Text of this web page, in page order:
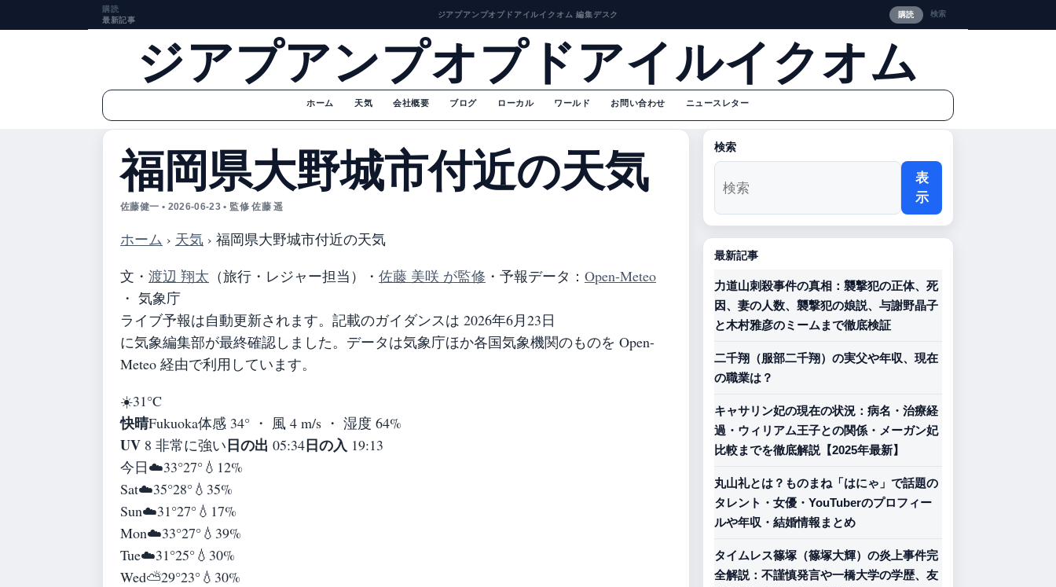
購読
最新記事
ジアプアンプオプドアイルイクオム 編集デスク 購読 検索
ジアプアンプオプドアイルイクオム
ホーム 天気 会社概要 ブログ ローカル ワールド お問い合わせ ニュースレター
福岡県大野城市付近の天気
佐藤健一 • 2026-06-23 • 監修 佐藤 遥
ホーム › 天気 › 福岡県大野城市付近の天気
文・ 渡辺 翔太 （旅行・レジャー担当） ・ 佐藤 美咲 が監修 ・ 予報データ： Open-Meteo
・ 気象庁
ライブ予報は自動更新されます。記載のガイダンスは 2026年6月23日
に気象編集部が最終確認しました。データは気象庁ほか各国気象機関のものを Open-
Meteo 経由で利用しています。
☀️31°C
快晴Fukuoka体感 34° ・ 風 4 m/s ・ 湿度 64%
UV 8 非常に強い日の出 05:34日の入 19:13
今日☁️33°27°💧12%
Sat☁️35°28°💧35%
Sun☁️31°27°💧17%
Mon☁️33°27°💧39%
Tue☁️31°25°💧30%
Wed⛅29°23°💧30%
検索
表
示
最新記事
力道山刺殺事件の真相：襲撃犯の正体、死
因、妻の人数、襲撃犯の娘説、与謝野晶子
と木村雅彦のミームまで徹底検証
二千翔（服部二千翔）の実父や年収、現在
の職業は？
キャサリン妃の現在の状況：病名・治療経
過・ウィリアム王子との関係・メーガン妃
比較までを徹底解説【2025年最新】
丸山礼とは？ものまね「はにゃ」で話題の
タレント・女優・YouTuberのプロフィー
ルや年収・結婚情報まとめ
タイムレス篠塚（篠塚大輝）の炎上事件完
全解説：不謹慎発言や一橋大学の学歴、友